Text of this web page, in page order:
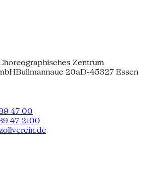
Zentrum
Bullmannaue 20aD-45327 Essen
47 00
47 2100